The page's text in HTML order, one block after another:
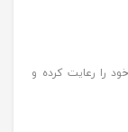
را رعایت کرده و